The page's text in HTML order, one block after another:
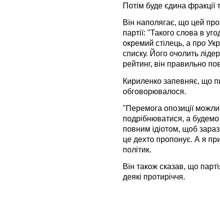
Потім буде єдина фракції
Він наполягає, що цей
партії: "Такого слова в
окремий стілець, а про
списку. Його очолить
рейтинг, він правильно
Кириленко запевняє, що
обговорювалося.
"Перемога опозиції
подрібнюватися, а
повним ідіотом, щоб
це дехто пропонує. А я
політик.
Він також сказав, що
деякі протиріччя.